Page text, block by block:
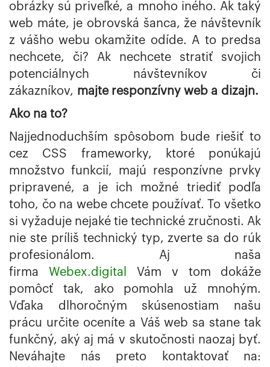
obrázky sú priveľké, a mnoho iného. Ak taký
web máte, je obrovská šanca, že návštevník
z vášho webu okamžite odíde. A to predsa
nechcete, či? Ak nechcete stratiť svojich
potenciálnych návštevníkov či
zákazníkov, majte responzívny web a dizajn.
Ako na to?
Najjednoduchším spôsobom bude riešiť to
cez CSS frameworky, ktoré ponúkajú
množstvo funkcií, majú responzívne prvky
pripravené, a je ich možné triediť podľa
toho, čo na webe chcete používať. To všetko
si vyžaduje nejaké tie technické zručnosti. Ak
nie ste príliš technický typ, zverte sa do rúk
profesionálom. Aj naša
firma Webex.digital
Vám v tom dokáže
pomôcť tak, ako pomohla už mnohým.
Vďaka dlhoročným skúsenostiam našu
prácu určite oceníte a Váš web sa stane tak
funkčný, aký aj má v skutočnosti naozaj byť.
Neváhajte nás preto kontaktovať na: